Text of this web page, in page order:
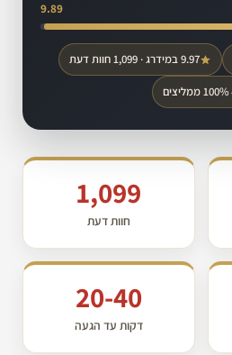
9.89
9.97 במידרג · 1,099 חוות דעת
100% ממליצים
1,099
חוות דעת
20-40
דקות עד הגעה